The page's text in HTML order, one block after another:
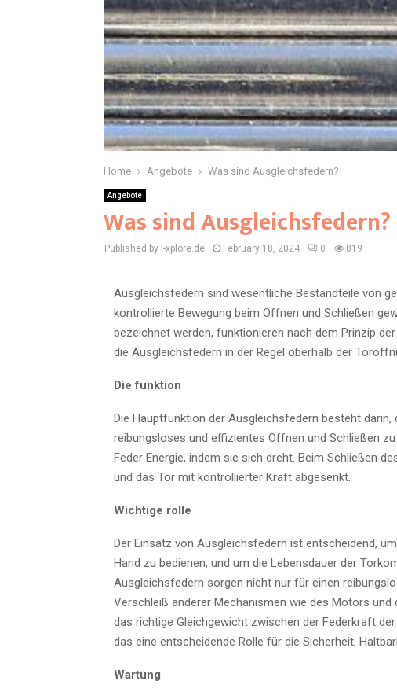
Home Angebote Was sind Ausgleichsfedern?
Angebote
Was sind Ausgleichsfedern?
Published by I-xplore.de February 18, 2024 0 819
Ausgleichsfedern sind wesentliche Bestandteile von
kontrollierte Bewegung beim Öffnen und Schließen
bezeichnet werden, funktionieren nach dem Prinzip
die Ausgleichsfedern in der Regel oberhalb der
Die funktion
Die Hauptfunktion der Ausgleichsfedern besteht
reibungsloses und effizientes Öffnen und Schließen
Feder Energie, indem sie sich dreht. Beim Schließen
und das Tor mit kontrollierter Kraft abgesenkt.
Wichtige rolle
Der Einsatz von Ausgleichsfedern ist entscheidend,
Hand zu bedienen, und um die Lebensdauer der
Ausgleichsfedern sorgen nicht nur für einen
Verschleiß anderer Mechanismen wie des Motors
das richtige Gleichgewicht zwischen der Federkraft
das eine entscheidende Rolle für die Sicherheit,
Wartung